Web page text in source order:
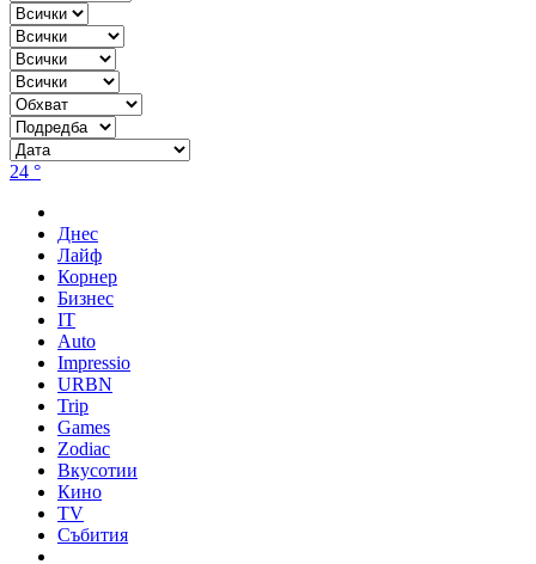
24 °
Днес
Лайф
Корнер
Бизнес
IT
Auto
Impressio
URBN
Trip
Games
Zodiac
Вкусотии
Кино
TV
Събития